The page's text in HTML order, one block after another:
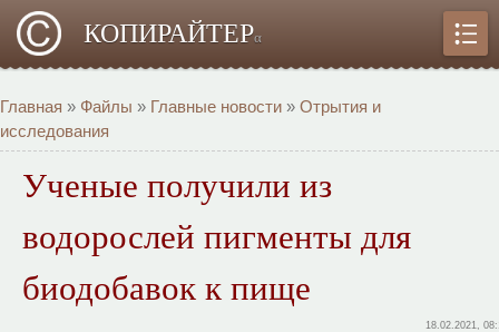
КОПИРАЙТЕРα
Главная » Файлы » Главные новости » Отрытия и
исследования
Ученые получили из
водорослей пигменты для
биодобавок к пище
18.02.2021,